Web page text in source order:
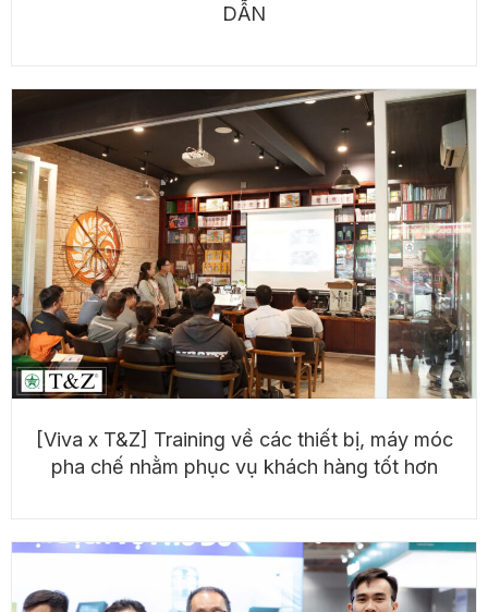
DẪN
[Viva x T&Z] Training về các thiết bị, máy móc
pha chế nhằm phục vụ khách hàng tốt hơn